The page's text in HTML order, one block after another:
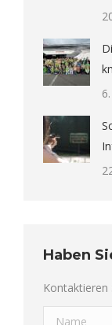
Haben
Kontaktieren
Name